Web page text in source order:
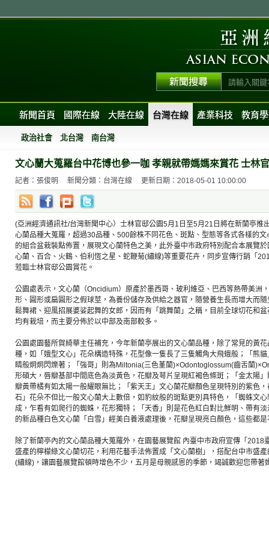
新聞首頁 國際在線 大陸在線 台灣在線 產業科技 教育
政治社會 北台灣 南台灣
文心蘭大蒐羅台中花博也參一咖 孝親就帶媽媽來賞花 士林
記者：張俊明 新聞分類：台灣在線 更新日期：2018-05-01 10:00:00
(亞洲經濟通訊社/台灣新聞中心）士林官邸公園5月1日至5月21日將在新蘭亭推
心蘭品種大蒐羅，超過30品種、500餘株不同花色、斑點、型態等各式各樣的
的組合盆栽裝點佈置，展現文心蘭特色之美，此外臺中市政府特別配合本展覽
心蘭、百合、火鶴、伯利恆之星、蛇鞭菊(繡線)等重要花卉，同步宣傳行銷「
蒞臨士林官邸公園賞花。
公園處表示，文心蘭（Oncidium）原產於墨西哥、玻利維亞、巴西等熱帶美洲
形、圓形或扁圓形之假球莖，為養份儲存及供給之器官，隨營養生長而增大而
鬆舞裙、迎風招展婆娑起舞的女郎，因而有「跳舞蘭」之稱，目前全球切花和
均有栽培，而主要分佈於以中部及南部較多。
公園處園藝所賀綺華主任補充，今年新蘭亭展出的文心蘭品種，除了常見的黃
種，如「娥型文心」花朵構造特殊，花型像一隻長了三隻觸角大飛蛾般；「熊
睛般炯炯閃爍著；「強哥」則為Miltonia(三色堇蘭)×Odontoglossum(齒舌蘭
形碩大，唇瓣基部中間底色為淡黃色，花瓣及萼片呈現紅褐色條斑；「金太陽
瓣黃帶橘有如太陽一般耀眼無比；「紫天王」文心蘭花瓣顏色呈現特別的紫色
石」花朵不但比一般文心蘭大上數倍，如豹紋般的斑點更別具特色，「蜘蛛文
成，乍看有如爬行的蜘蛛，花形獨特；「天香」則是花色紅白對比鮮明、帶有
的新品種白色文心蘭「白雪」經美白養液處理後，花瓣呈現亮白顏色，這些都
除了新蘭亭內的文心蘭品種大蒐羅外，在園藝展覽館 內臺中市政府宣傳「2018
盛產的檸檬綠文心蘭切花，利用花藝手法佈置成「文心蘭樹」，搭配台中市盛
(繡線)，讓園藝展覽館頓時增色不少，五月是母親感恩的季節，竭誠歡迎您帶著